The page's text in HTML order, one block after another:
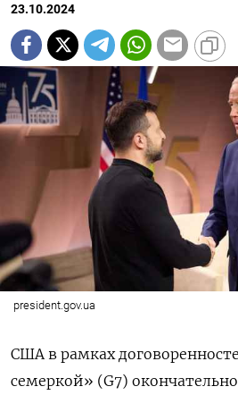
23.10.2024
president.gov.ua
США в рамках
семеркой» (G7)